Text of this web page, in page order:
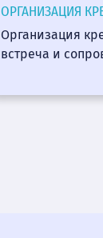
ОРГАНИЗАЦИЯ
Организация
встреча и